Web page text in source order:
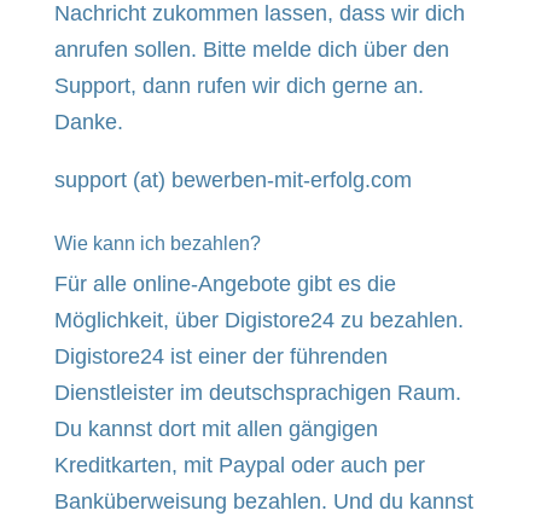
Nachricht zukommen lassen, dass wir dich
anrufen sollen. Bitte melde dich über den
Support, dann rufen wir dich gerne an.
Danke.
support (at) bewerben-mit-erfolg.com
Wie kann ich bezahlen?
Für alle online-Angebote gibt es die
Möglichkeit, über Digistore24 zu bezahlen.
Digistore24 ist einer der führenden
Dienstleister im deutschsprachigen Raum.
Du kannst dort mit allen gängigen
Kreditkarten, mit Paypal oder auch per
Banküberweisung bezahlen. Und du kannst